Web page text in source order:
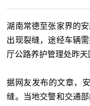
湖南常德至张家界的
出现裂缝，途经车辆
厅公路养护管理处昨天
据网友发布的文章，
缝。当地交警和交通